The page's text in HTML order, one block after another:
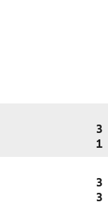
3
1
3
3